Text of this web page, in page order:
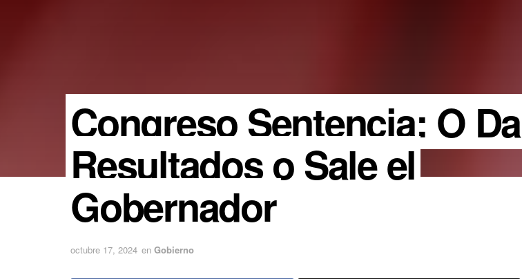
Congreso Sentencia: O Da
Resultados o Sale el
Gobernador
octubre 17, 2024 en Gobierno